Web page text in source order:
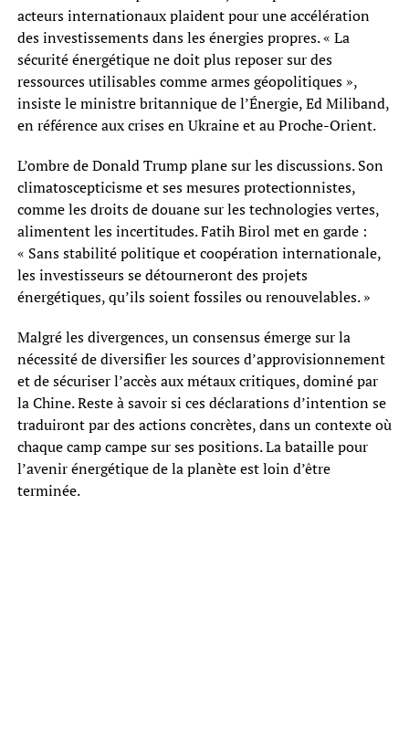
acteurs internationaux plaident pour une accélération
des investissements dans les énergies propres. « La
sécurité énergétique ne doit plus reposer sur des
ressources utilisables comme armes géopolitiques »,
insiste le ministre britannique de l’Énergie, Ed Miliband,
en référence aux crises en Ukraine et au Proche-Orient.
L’ombre de Donald Trump plane sur les discussions. Son
climatoscepticisme et ses mesures protectionnistes,
comme les droits de douane sur les technologies vertes,
alimentent les incertitudes. Fatih Birol met en garde :
« Sans stabilité politique et coopération internationale,
les investisseurs se détourneront des projets
énergétiques, qu’ils soient fossiles ou renouvelables. »
Malgré les divergences, un consensus émerge sur la
nécessité de diversifier les sources d’approvisionnement
et de sécuriser l’accès aux métaux critiques, dominé par
la Chine. Reste à savoir si ces déclarations d’intention se
traduiront par des actions concrètes, dans un contexte où
chaque camp campe sur ses positions. La bataille pour
l’avenir énergétique de la planète est loin d’être
terminée.